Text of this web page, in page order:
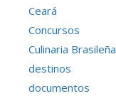
Ceará
Concursos
Culinaria Brasileña
destinos
documentos